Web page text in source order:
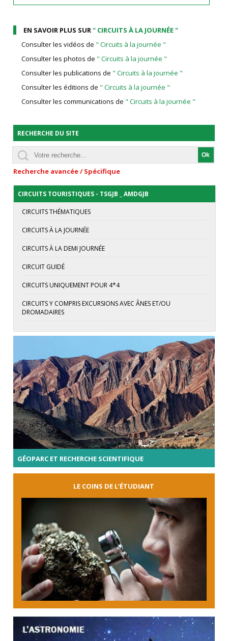
EN SAVOIR PLUS SUR" CIRCUITS À LA JOURNÉE "
Consulter les vidéos de " Circuits à la journée "
Consulter les photos de " Circuits à la journée "
Consulter les publications de " Circuits à la journée "
Consulter les éditions de " Circuits à la journée "
Consulter les communications de " Circuits à la journée "
RECHERCHE DU SITE
Recherche avancée / Spécifique
CIRCUITS TOURISTIQUES - TSGJB _ AMDGJB
CIRCUITS THÉMATIQUES
CIRCUITS À LA JOURNÉE
CIRCUITS À LA DEMI JOURNÉE
CIRCUIT GUIDÉ
CIRCUITS UNIQUEMENT POUR 4*4
CIRCUITS Y COMPRIS EXCURSIONS AVEC ÂNES ET/OU
DROMADAIRES
GÉOPARC ET RECHERCHE SCIENTIFIQUE
LE COINS DE L’ÉTUDIANT